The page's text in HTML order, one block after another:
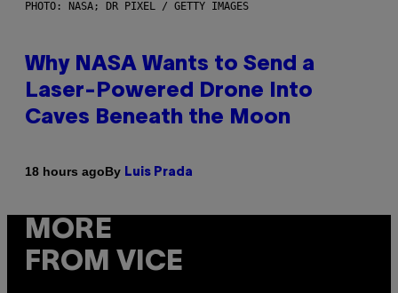
PHOTO: NASA; DR PIXEL / GETTY IMAGES
Why NASA Wants to Send a
Laser-Powered Drone Into
Caves Beneath the Moon
18 hours agoBy Luis Prada
MORE
FROM VICE